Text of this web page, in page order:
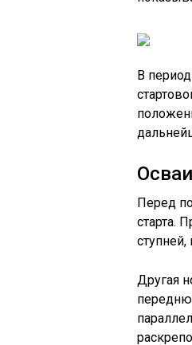
В
Перед
старта.
Другая